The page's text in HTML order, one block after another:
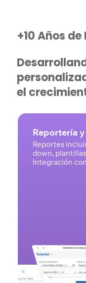
+10 Años
el
Reportería y
Reportes
down,
Integración